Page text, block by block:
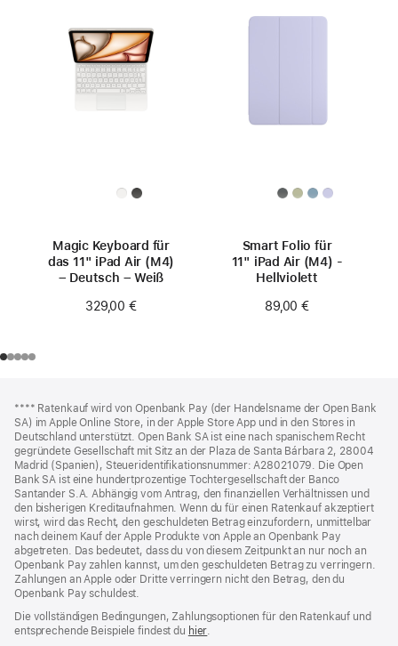
Magic Keyboard für
das 11" iPad Air (M4)
– Deutsch – Weiß
329,00 €
Smart Folio für
11" iPad Air (M4) -
Hellviolett
89,00 €
Fußnote
**** Ratenkauf wird von Openbank Pay (der Handelsname der Open Bank
SA) im Apple Online Store, in der Apple Store App und in den Stores in
Deutschland unterstützt. Open Bank SA ist eine nach spanischem Recht
gegründete Gesellschaft mit Sitz an der Plaza de Santa Bárbara 2, 28004
Madrid (Spanien), Steueridentifikationsnummer: A28021079. Die Open
Bank SA ist eine hundertprozentige Tochtergesellschaft der Banco
Santander S.A. Abhängig vom Antrag, den finanziellen Verhältnissen und
den bisherigen Kreditaufnahmen. Wenn du für einen Ratenkauf akzeptiert
wirst, wird das Recht, den geschuldeten Betrag einzufordern, unmittelbar
nach deinem Kauf der Apple Produkte von Apple an Openbank Pay
abgetreten. Das bedeutet, dass du von diesem Zeitpunkt an nur noch an
Openbank Pay zahlen kannst, um den geschuldeten Betrag zu verringern.
Zahlungen an Apple oder Dritte verringern nicht den Betrag, den du
Openbank Pay schuldest.
Die vollständigen Bedingungen, Zahlungsoptionen für den Ratenkauf und
entsprechende Beispiele findest du hier(Öffnet
.